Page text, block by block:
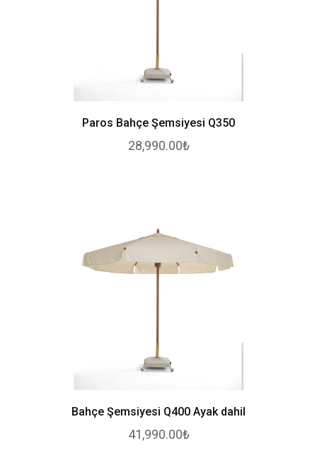
Paros Bahçe Şemsiyesi Q350
28,990.00₺
Bahçe Şemsiyesi Q400 Ayak dahil
41,990.00₺